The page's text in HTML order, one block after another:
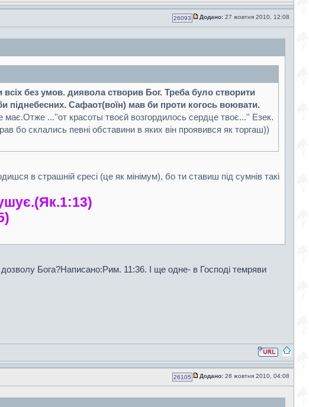
26093 Додано: 27 жовтня 2010, 12:08
без умов. диявола створив Бог. Треба було створити
піднебесних. Сафаот(воїн) мав би проти когось воювати.
має.Отже ...''от красоты твоєй возгордилось сердце твоє...'' Езек.
склались певні обставини в яких він проявився як торгаш))
в страшній єресі (це як мінімум), бо ти ставиш під сумнів такі
Бога?Написано:Рим. 11:36. І ще одне- в Господі темряви
26105 Додано: 28 жовтня 2010, 04:08